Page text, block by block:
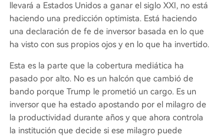
llevará a Estados Unidos a ganar el siglo XXI, no está
haciendo una predicción optimista. Está haciendo
una declaración de fe de inversor basada en lo que
ha visto con sus propios ojos y en lo que ha invertido.
Esta es la parte que la cobertura mediática ha
pasado por alto. No es un halcón que cambió de
bando porque Trump le prometió un cargo. Es un
inversor que ha estado apostando por el milagro de
la productividad durante años y que ahora controla
la institución que decide si ese milagro puede